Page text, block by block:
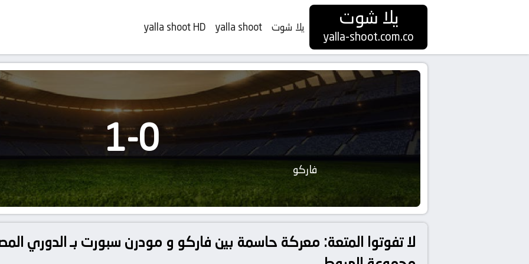
يلا شوت
yalla-shoot.com.co
يلا شوت yalla shoot
yalla shoot HD
فاركو
0
-
1
لا تفوتوا المتعة: معركة حاسمة بين فاركو و مودرن سبورت بـ الدوري